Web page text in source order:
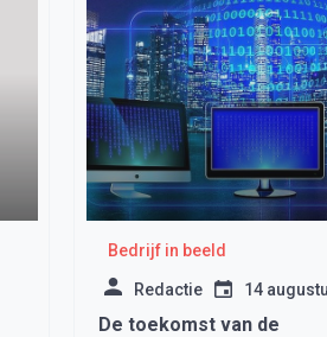
Bedrijf in beeld
Redactie 14
De toekomst van de